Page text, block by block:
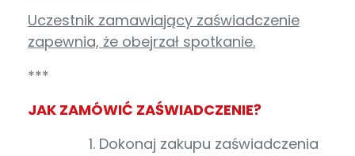
Uczestnik zamawiający zaświadczenie
zapewnia, że obejrzał spotkanie.
***
JAK ZAMÓWIĆ ZAŚWIADCZENIE?
Dokonaj zakupu zaświadczenia